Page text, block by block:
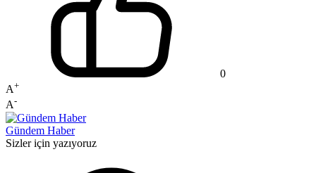
0
A+
A-
Gündem Haber
Sizler için yazıyoruz